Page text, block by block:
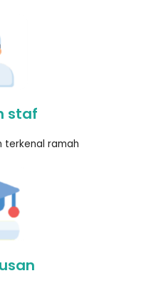
staf
terkenal ramah